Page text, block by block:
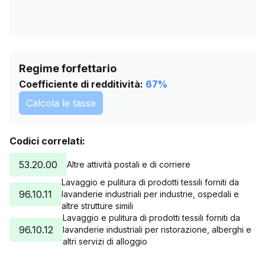
Regime forfettario
Coefficiente di redditività: 67%
Calcola le tasse
Codici correlati:
53.20.00
Altre attività postali e di corriere
96.10.11
Lavaggio e pulitura di prodotti tessili forniti da
lavanderie industriali per industrie, ospedali e
altre strutture simili
96.10.12
Lavaggio e pulitura di prodotti tessili forniti da
lavanderie industriali per ristorazione, alberghi e
altri servizi di alloggio